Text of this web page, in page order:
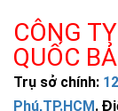
CÔNG
QUỐC
Trụ sở chính:
Phú,TP.HCM.